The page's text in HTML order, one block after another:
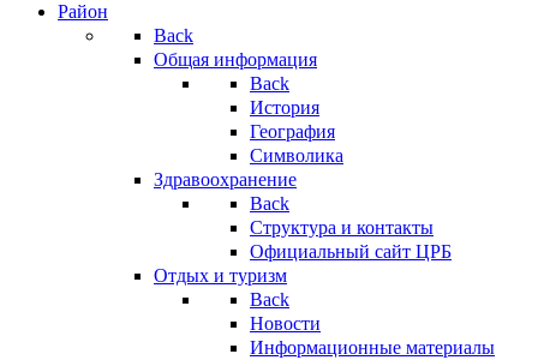
Район
Back
Общая информация
Back
История
География
Символика
Здравоохранение
Back
Структура и контакты
Официальный сайт ЦРБ
Отдых и туризм
Back
Новости
Информационные материалы